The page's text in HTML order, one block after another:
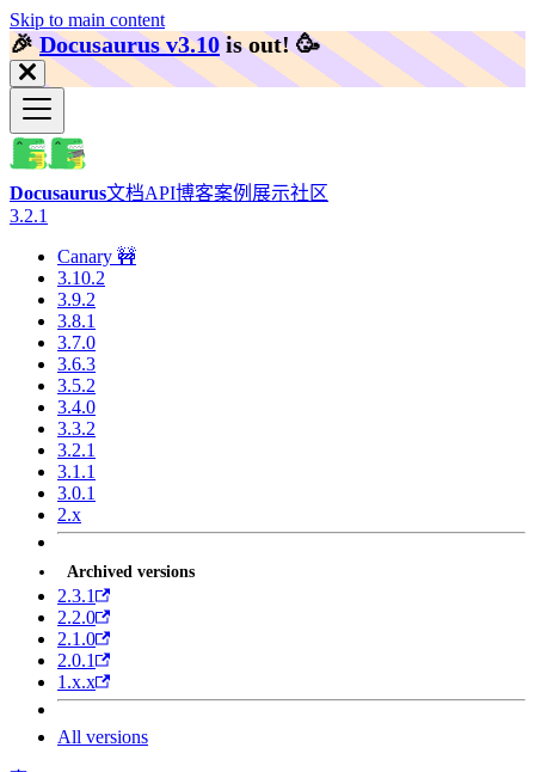
Skip to main content
🎉️Docusaurus v3.10 is out! 🥳️
Docusaurus文档API博客案例展示社区
3.2.1
Canary 🚧
3.10.2
3.9.2
3.8.1
3.7.0
3.6.3
3.5.2
3.4.0
3.3.2
3.2.1
3.1.1
3.0.1
2.x
Archived versions
2.3.1
2.2.0
2.1.0
2.0.1
1.x.x
All versions